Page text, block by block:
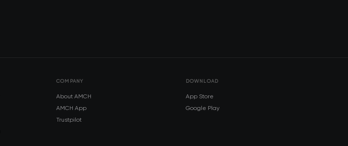
COMPANY
About AMCH
AMCH App
Trustpilot
DOWNLOAD
App Store
Google Play